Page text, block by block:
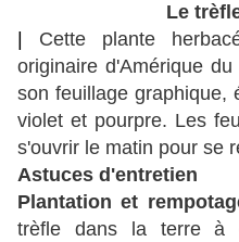
Le
Cette plante
originaire d'Amérique
son feuillage graphique,
violet et pourpre. Les
s'ouvrir le matin pour se
Astuces d'entretien
Plantation et
trèfle dans la terre à